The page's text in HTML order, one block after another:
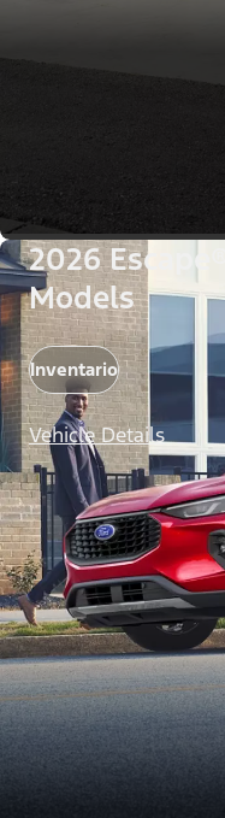
2026
Models
Inventario
Vehicle Details